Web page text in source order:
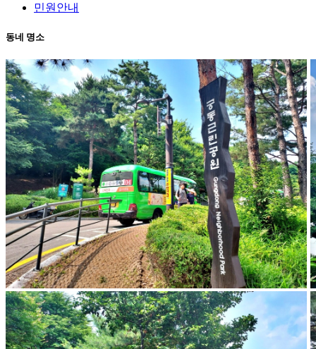
민원안내
동네 명소